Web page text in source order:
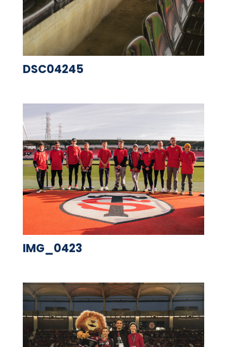
DSC04245
IMG_0423